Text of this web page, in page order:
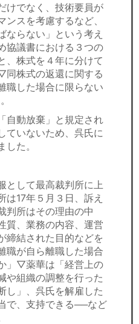
けでなく、技術要員が
ンスを考慮するなど、
ならない」という考え
協議書における３つの
、株式を４年に分けて
株式の返還に関する
職した場合に限らない
自動放棄」と規定され
ていないため、呉氏に
た。
して最高裁判所に上
は17年５月３日、訴え
判所はその理由の中
質、業務の内容、運営
締結された目的などを
職が自ら離職した場合
」▽薬華は「経営上の
や組織の調整を行った
し」、呉氏を解雇した
で、支持できる──など